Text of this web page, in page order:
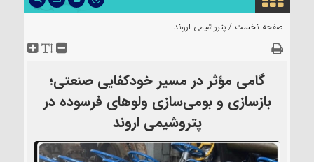
صفحه نخست / پتروشیمی اروند
گامی مؤثر در مسیر خودکفایی صنعتی؛
بازسازی و بومی‌سازی ولوهای فرسوده در
پتروشیمی اروند